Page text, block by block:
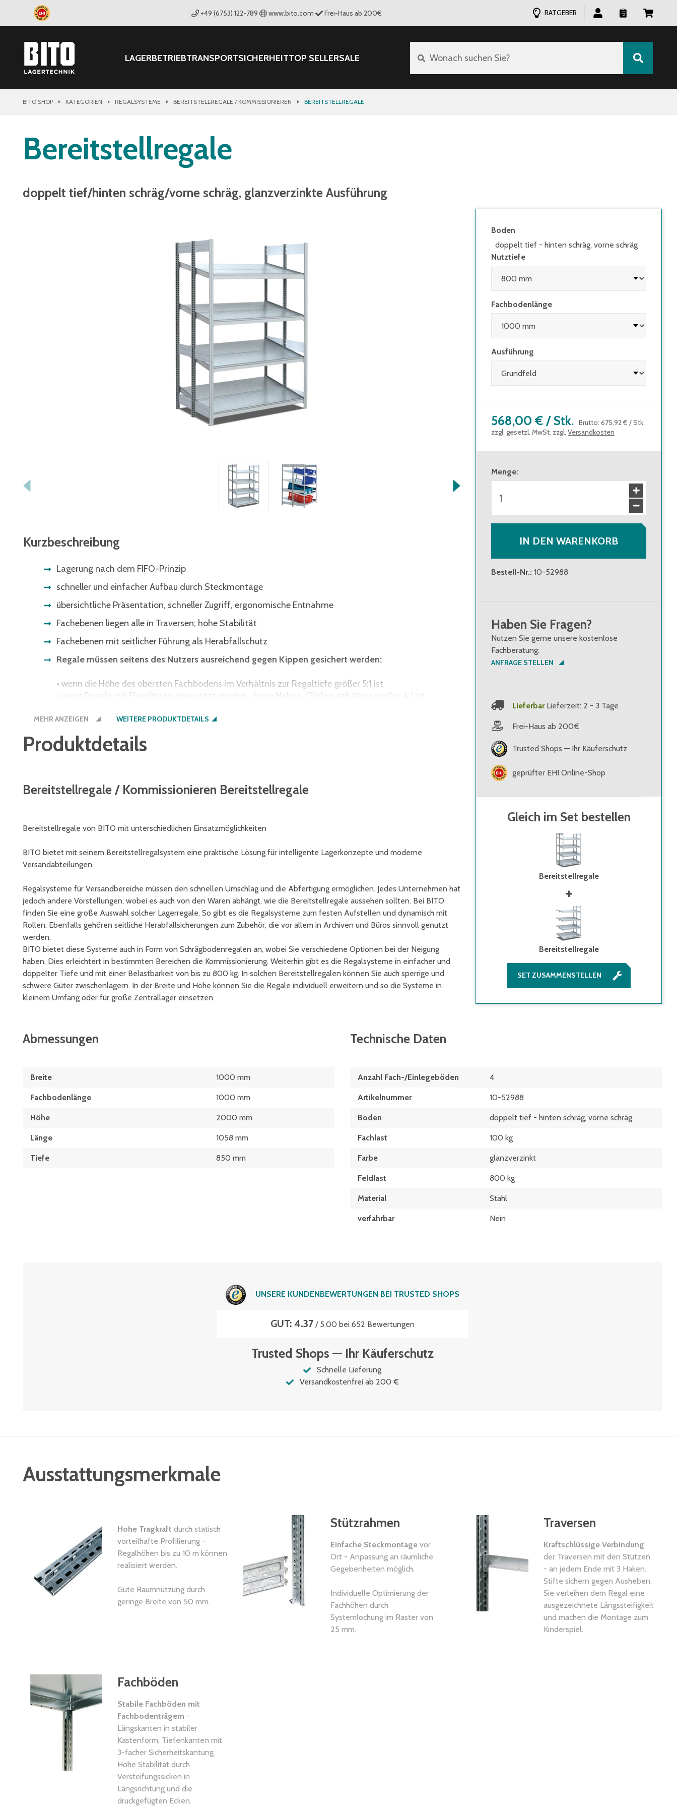
+49 (6753) 122-789 www.bito.com Frei-Haus ab 200€ RATGEBER
LAGERBETRIEBTRANSPORTSICHERHEITTOP SELLERSALE Wonach suchen Sie?
BITO SHOP KATEGORIEN REGALSYSTEME BEREITSTELLREGALE / KOMMISSIONIEREN BEREITSTELLREGALE
Bereitstellregale
doppelt tief/hinten schräg/vorne schräg, glanzverzinkte Ausführung
Kurzbeschreibung
Lagerung nach dem FIFO-Prinzip
schneller und einfacher Aufbau durch Steckmontage
übersichtliche Präsentation, schneller Zugriff, ergonomische Entnahme
Fachebenen liegen alle in Traversen; hohe Stabilität
Fachebenen mit seitlicher Führung als Herabfallschutz
Regale müssen seitens des Nutzers ausreichend gegen Kippen gesichert werden:
• wenn die Höhe des obersten Fachbodens im Verhältnis zur Regaltiefe größer 5:1 ist
• wenn Regale mit Flügeltüren eingesetzt werden, deren Höhen-/Tiefenverhältnis größer 4:1 ist
werden
MEHR ANZEIGEN WEITERE PRODUKTDETAILS
Produktdetails
Bereitstellregale / Kommissionieren Bereitstellregale
Bereitstellregale von BITO mit unterschiedlichen Einsatzmöglichkeiten
BITO bietet mit seinem Bereitstellregalsystem eine praktische Lösung für intelligente Lagerkonzepte und moderne
Versandabteilungen.
Regalsysteme für Versandbereiche müssen den schnellen Umschlag und die Abfertigung ermöglichen. Jedes Unternehmen hat
jedoch andere Vorstellungen, wobei es auch von den Waren abhängt, wie die Bereitstellregale aussehen sollten. Bei BITO
finden Sie eine große Auswahl solcher Lagerregale. So gibt es die Regalsysteme zum festen Aufstellen und dynamisch mit
Rollen. Ebenfalls gehören seitliche Herabfallsicherungen zum Zubehör, die vor allem in Archiven und Büros sinnvoll genutzt
werden.
BITO bietet diese Systeme auch in Form von Schrägbodenregalen an, wobei Sie verschiedene Optionen bei der Neigung
haben. Dies erleichtert in bestimmten Bereichen die Kommissionierung. Weiterhin gibt es die Regalsysteme in einfacher und
doppelter Tiefe und mit einer Belastbarkeit von bis zu 800 kg. In solchen Bereitstellregalen können Sie auch sperrige und
schwere Güter zwischenlagern. In der Breite und Höhe können Sie die Regale individuell erweitern und so die Systeme in
kleinem Umfang oder für große Zentrallager einsetzen.
Boden
doppelt tief - hinten schräg, vorne schräg
Nutztiefe
Fachbodenlänge
Ausführung
568,00 € / Stk. Brutto: 675,92 € /Stk.
zzgl. gesetzl. MwSt. zzgl. Versandkosten
Menge:
IN DEN WARENKORB
Bestell-Nr.: 10-52988
Haben Sie Fragen?
Nutzen Sie gerne unsere kostenlose
Fachberatung:
ANFRAGE STELLEN
Lieferbar Lieferzeit: 2 - 3 Tage
Frei-Haus ab 200€
Trusted Shops — Ihr Käuferschutz
geprüfter EHI Online-Shop
Gleich im Set bestellen
Bereitstellregale
Bereitstellregale
SET ZUSAMMENSTELLEN
Abmessungen
Breite 1000 mm
Fachbodenlänge 1000 mm
Höhe 2000 mm
Länge 1058 mm
Tiefe 850 mm
Technische Daten
Anzahl Fach-/Einlegeböden 4
Artikelnummer 10-52988
Boden doppelt tief - hinten schräg, vorne schräg
Fachlast 100 kg
Farbe glanzverzinkt
Feldlast 800 kg
Material Stahl
verfahrbar Nein
UNSERE KUNDENBEWERTUNGEN BEI TRUSTED SHOPS
GUT: 4.37/ 5.00 bei 652 Bewertungen
Trusted Shops — Ihr Käuferschutz
Schnelle Lieferung
Versandkostenfrei ab 200 €
Ausstattungsmerkmale
Hohe Tragkraft durch statisch
vorteilhafte Profilierung -
Regalhöhen bis zu 10 m können
realisiert werden.
Gute Raumnutzung durch
geringe Breite von 50 mm.
Stützrahmen
Einfache Steckmontagevor
Ort - Anpassung an räumliche
Gegebenheiten möglich.
Individuelle Optimierung der
Fachhöhen durch
Systemlochung im Raster von
25 mm.
Traversen
Kraftschlüssige Verbindung
der Traversen mit den Stützen
- an jedem Ende mit 3 Haken.
Stifte sichern gegen Ausheben.
Sie verleihen dem Regal eine
ausgezeichnete Längssteifigkeit
und machen die Montage zum
Kinderspiel.
Fachböden
Stabile Fachböden mit
Fachbodenträgern -
Längskanten in stabiler
Kastenform, Tiefenkanten mit
3-facher Sicherheitskantung.
Hohe Stabilität durch
Versteifungssicken in
Längsrichtung und die
druckgefügten Ecken.